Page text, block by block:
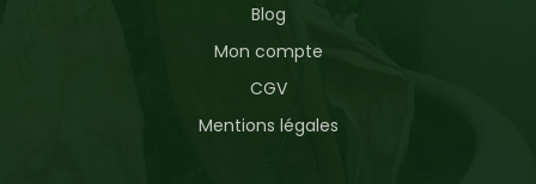
Blog
Mon compte
CGV
Mentions légales